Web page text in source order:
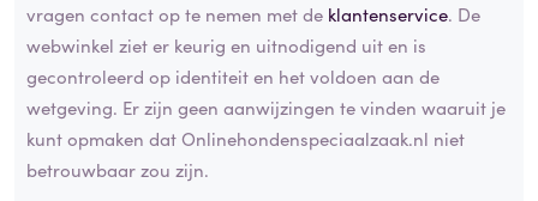
vragen contact op te nemen met de klantenservice. De
webwinkel ziet er keurig en uitnodigend uit en is
gecontroleerd op identiteit en het voldoen aan de
wetgeving. Er zijn geen aanwijzingen te vinden waaruit je
kunt opmaken dat Onlinehondenspeciaalzaak.nl niet
betrouwbaar zou zijn.